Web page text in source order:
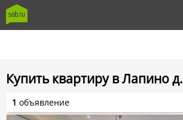
Купить квартиру в Лапино д.
1 объявление